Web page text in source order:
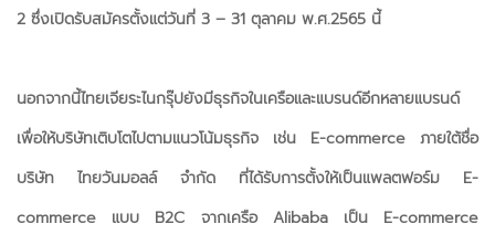
2 ซึ่งเปิดรับสมัครตั้งแต่วันที่ 3 – 31 ตุลาคม พ.ศ.2565 นี้
นอกจากนี้ไทยเจียระไนกรุ๊ปยังมีธุรกิจในเครือและแบรนด์อีกหลายแบรนด์
เพื่อให้บริษัทเติบโตไปตามแนวโน้มธุรกิจ เช่น E-commerce ภายใต้ชื่อ
บริษัท ไทยวันมอลล์ จำกัด ที่ได้รับการตั้งให้เป็นแพลตฟอร์ม E-
commerce แบบ B2C จากเครือ Alibaba เป็น E-commerce